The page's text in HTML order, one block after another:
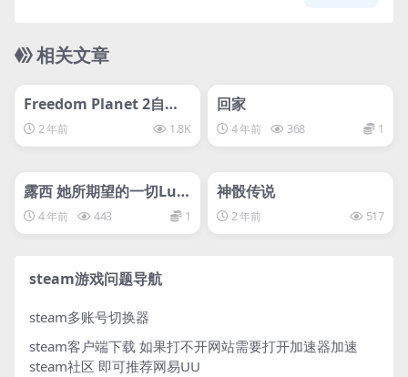
相关文章
svip专属
Freedom Planet 2自由
星球2
2 年前 1.8K
回家
4 年前 368 1
svip专属
露西 她所期望的一切Luc
y The Eternity She Wis
hed For
4 年前 443 1
神骰传说
2 年前 517
steam游戏问题导航
steam多账号切换器
steam客户端下载 如果打不开网站需要打开加速器加速
steam社区 即可推荐网易UU